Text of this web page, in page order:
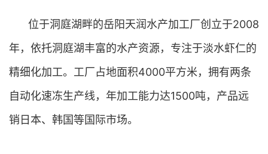
位于洞庭湖畔的岳阳天润水产加工厂创立于2008
年，依托洞庭湖丰富的水产资源，专注于淡水虾仁的
精细化加工。工厂占地面积4000平方米，拥有两条
自动化速冻生产线，年加工能力达1500吨，产品远
销日本、韩国等国际市场。